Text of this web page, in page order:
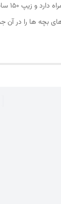
است.
بچه ها را در